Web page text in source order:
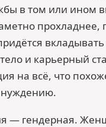
в том или ином
прохладнее,
вкладывать
и карьерный
на всё, что
— гендерная.